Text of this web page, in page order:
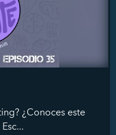
¿Conoces este